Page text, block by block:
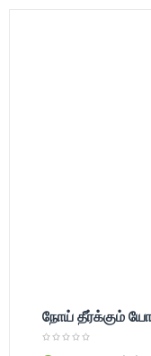
நோய் தீர்க்கும்